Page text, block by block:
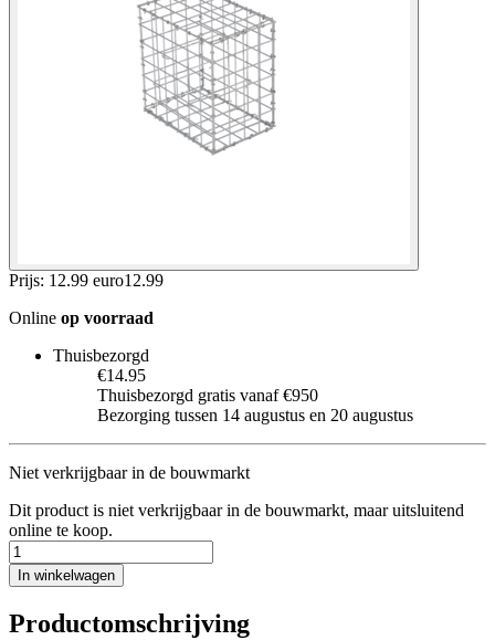
Prijs: 12.99 euro12.99
Online op voorraad
Thuisbezorgd
€14.95
Thuisbezorgd gratis vanaf €950
Bezorging tussen 14 augustus en 20 augustus
Niet verkrijgbaar in de bouwmarkt
Dit product is niet verkrijgbaar in de bouwmarkt, maar uitsluitend
online te koop.
In winkelwagen
Productomschrijving